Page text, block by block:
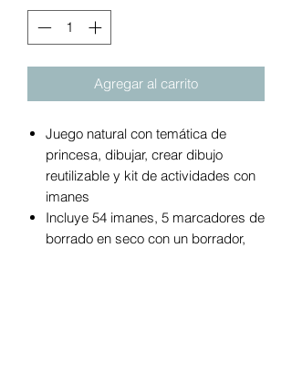
Agregar al carrito
Juego natural con temática de
princesa, dibujar, crear dibujo
reutilizable y kit de actividades con
imanes
Incluye 54 imanes, 5 marcadores de
borrado en seco con un borrador,